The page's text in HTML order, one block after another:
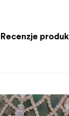
Recenzje